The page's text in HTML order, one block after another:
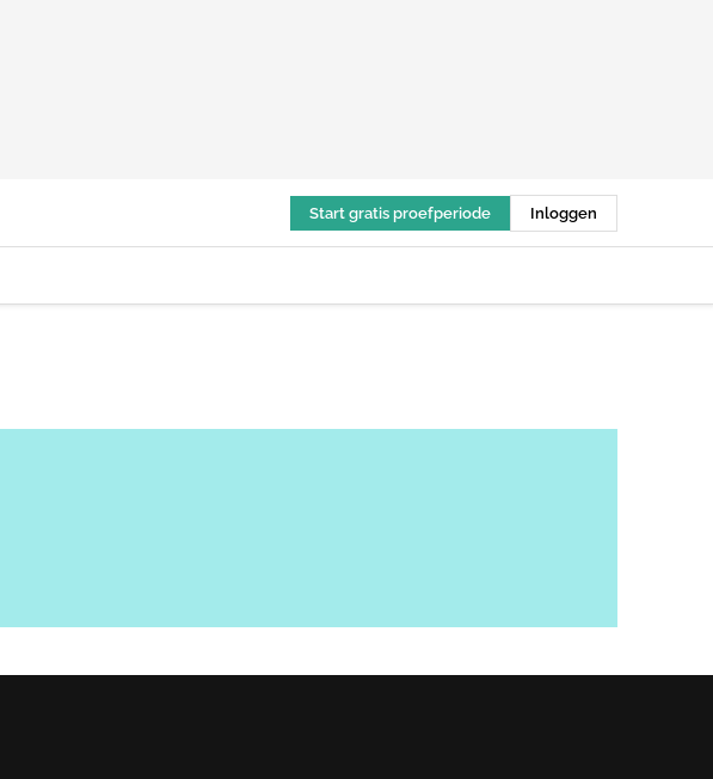
Start gratis proefperiode Inloggen